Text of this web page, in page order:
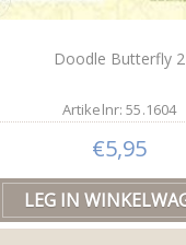
Doodle Butterfly 2
Artikelnr: 55.1604
€5,95